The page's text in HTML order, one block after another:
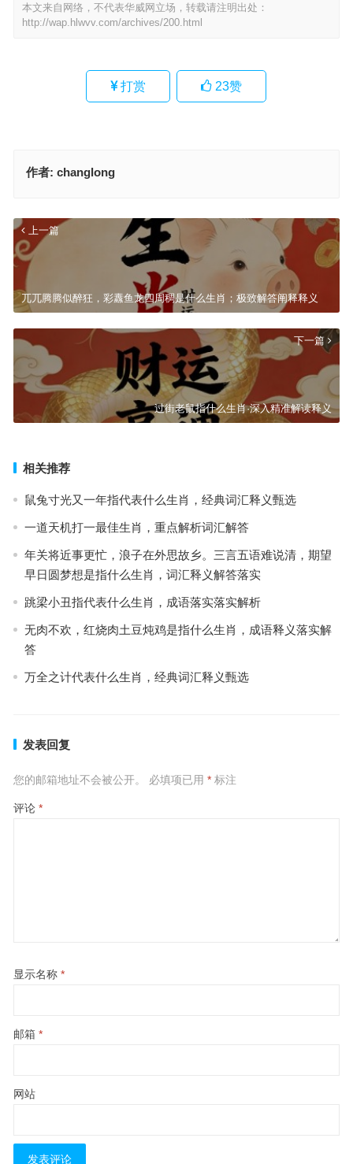
本文来自网络，不代表华威网立场，转载请注明出处：
http://wap.hlwvv.com/archives/200.html
打赏 23赞
作者: changlong
上一篇
兀兀腾腾似醉狂，彩纛鱼龙四周稠是什么生肖；极致解答阐释释义
下一篇
过街老鼠指什么生肖·深入精准解读释义
相关推荐
鼠兔寸光又一年指代表什么生肖，经典词汇释义甄选
一道天机打一最佳生肖，重点解析词汇解答
年关将近事更忙，浪子在外思故乡。三言五语难说清，期望
早日圆梦想是指什么生肖，词汇释义解答落实
跳梁小丑指代表什么生肖，成语落实落实解析
无肉不欢，红烧肉土豆炖鸡是指什么生肖，成语释义落实解
答
万全之计代表什么生肖，经典词汇释义甄选
发表回复
您的邮箱地址不会被公开。 必填项已用 *标注
评论 *
显示名称 *
邮箱 *
网站